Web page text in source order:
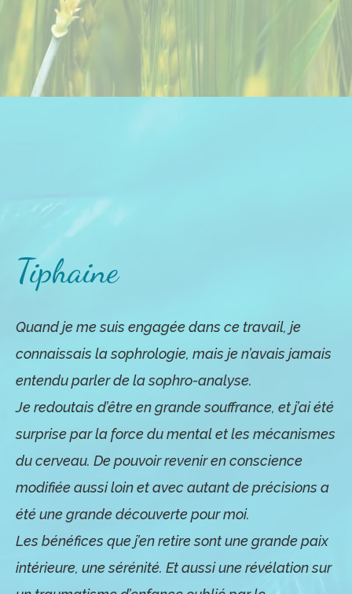
Tiphaine
Quand je me suis engagée dans ce travail, je
connaissais la sophrologie, mais je n’avais jamais
entendu parler de la sophro-analyse.
Je redoutais d’être en grande souffrance, et j’ai été
surprise par la force du mental et les mécanismes
du cerveau. De pouvoir revenir en conscience
modifiée aussi loin et avec autant de précisions a
été une grande découverte pour moi.
Les bénéfices que j’en retire sont une grande paix
intérieure, une sérénité. Et aussi une révélation sur